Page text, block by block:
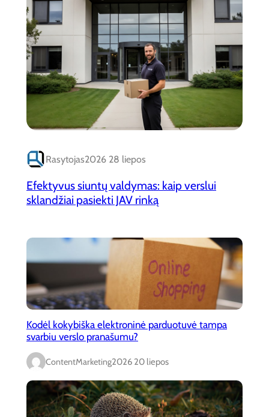
Rasytojas2026 28 liepos
Efektyvus siuntų valdymas: kaip verslui
sklandžiai pasiekti JAV rinką
Kodėl kokybiška elektroninė parduotuvė tampa
svarbiu verslo pranašumu?
ContentMarketing2026 20 liepos